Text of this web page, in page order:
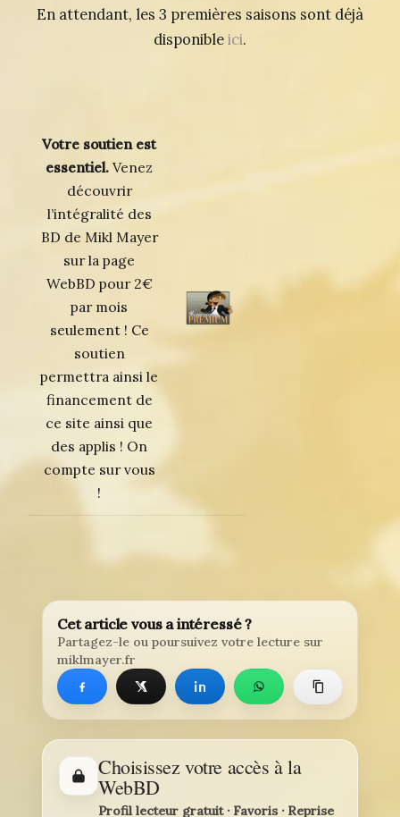
En attendant, les 3 premières saisons sont déjà
disponible ici.
Votre soutien est
essentiel. Venez
découvrir
l’intégralité des
BD de Mikl Mayer
sur la page
WebBD pour 2€
par mois
seulement ! Ce
soutien
permettra ainsi le
financement de
ce site ainsi que
des applis ! On
compte sur vous
!
Cet article vous a intéressé ?
Partagez-le ou poursuivez votre lecture sur
miklmayer.fr
Choisissez votre accès à la
WebBD
Profil lecteur gratuit · Favoris · Reprise